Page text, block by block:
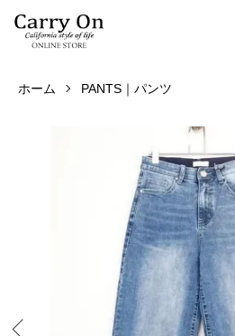
ホーム PANTS｜パンツ